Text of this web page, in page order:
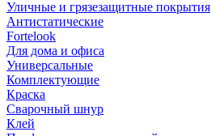
Уличные и грязезащитные покрытия
Антистатические
Fortelook
Для дома и офиса
Универсальные
Комплектующие
Краска
Сварочный шнур
Клей